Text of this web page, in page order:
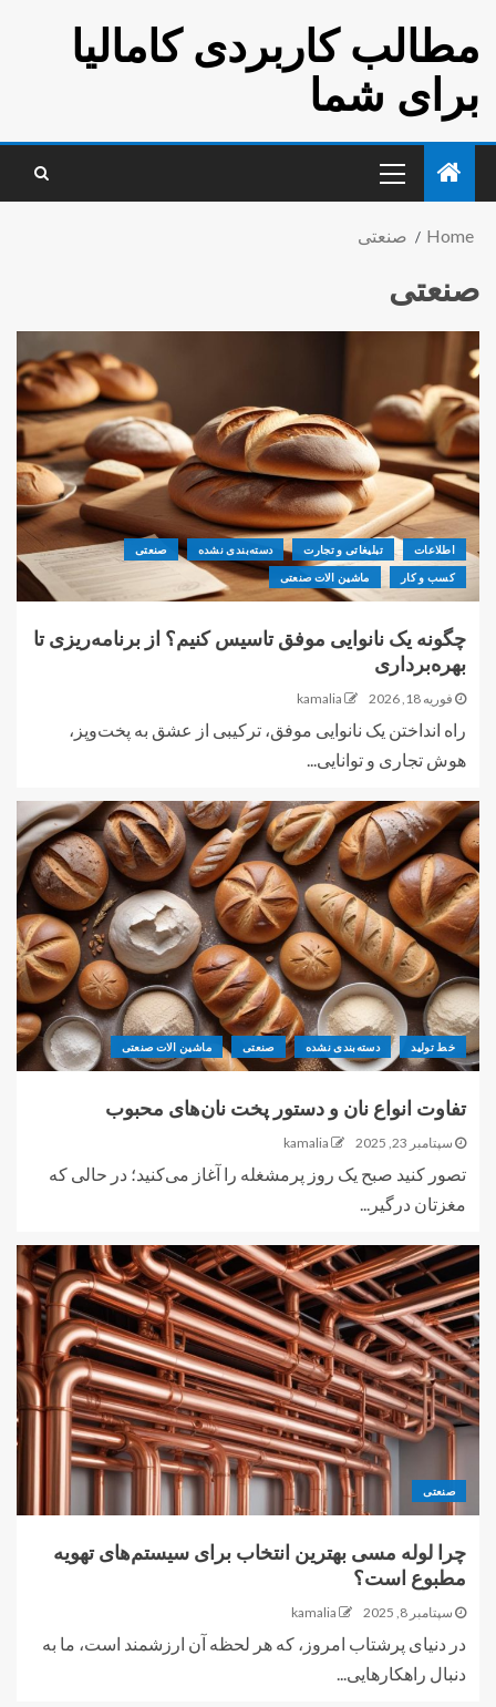
مطالب کاربردی کامالیا
برای شما
Home صنعتی
صنعتی
اطلاعات تبلیغاتی و تجارت دسته‌بندی نشده صنعتی
کسب و کار ماشین الات صنعتی
چگونه یک نانوایی موفق تاسیس کنیم؟ از برنامه‌ریزی تا
بهره‌برداری
فوریه 18, 2026 kamalia
راه انداختن یک نانوایی موفق، ترکیبی از عشق به پخت‌وپز،
هوش تجاری و توانایی...
خط تولید دسته‌بندی نشده صنعتی ماشین الات صنعتی
تفاوت انواع نان و دستور پخت نان‌های محبوب
سپتامبر 23, 2025 kamalia
تصور کنید صبح یک روز پرمشغله را آغاز می‌کنید؛ در حالی که
مغزتان درگیر...
صنعتی
چرا لوله مسی بهترین انتخاب برای سیستم‌های تهویه
مطبوع است؟
سپتامبر 8, 2025 kamalia
در دنیای پرشتاب امروز، که هر لحظه آن ارزشمند است، ما به
دنبال راهکارهایی...